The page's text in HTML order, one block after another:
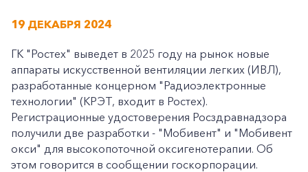
19 ДЕКАБРЯ 2024
ГК "Ростех" выведет в 2025 году на рынок новые
аппараты искусственной вентиляции легких (ИВЛ),
разработанные концерном "Радиоэлектронные
технологии" (КРЭТ, входит в Ростех).
Регистрационные удостоверения Росздравнадзора
получили две разработки - "Мобивент" и "Мобивент
окси" для высокопоточной оксигенотерапии. Об
этом говорится в сообщении госкорпорации.